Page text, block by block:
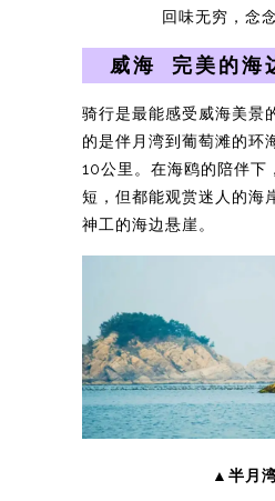
回味无穷，念
威海 完美的海
骑行是最能感受威海美景
的是伴月湾到葡萄滩的环
10公里。在海鸥的陪伴下
短，但都能观赏迷人的海
神工的海边悬崖。
▲半月